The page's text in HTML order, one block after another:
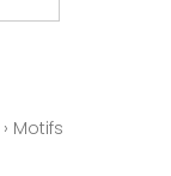
› Motifs